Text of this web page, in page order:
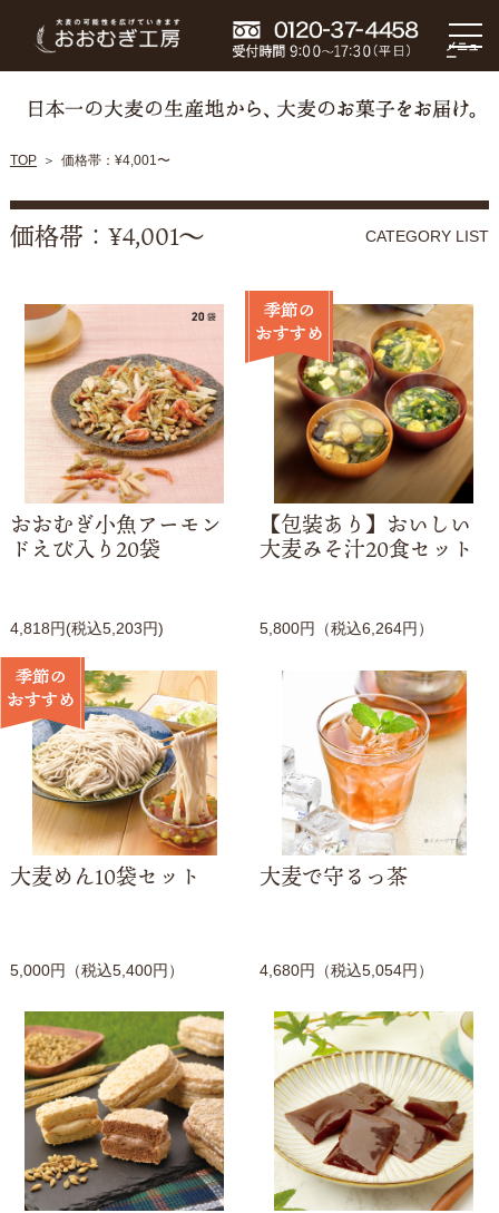
メニュ
ー
TOP 価格帯：¥4,001〜
価格帯：¥4,001〜 CATEGORY LIST
おおむぎ小魚アーモン
ドえび入り20袋
4,818円(税込5,203円)
【包装あり】おいしい
大麦みそ汁20食セット
5,800円（税込6,264円）
大麦めん10袋セット
5,000円（税込5,400円）
大麦で守るっ茶
4,680円（税込5,054円）